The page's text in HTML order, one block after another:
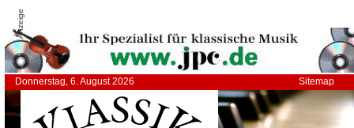
Anzeige
Donnerstag, 6. August 2026 Sitemap